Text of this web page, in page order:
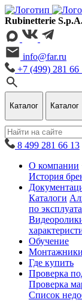
Rubinetterie
info@far.ru
+7 (499) 281 66
Каталог Каталог
8 499 281 66 13
О компании
История
Каталоги
по
Обучение
Где купить
Проверка
Проверка
Cписок